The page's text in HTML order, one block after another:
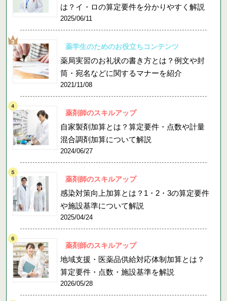
は？イ・ロの算定要件を分かりやすく解説
2025/06/11
薬学生のためのお役立ちコンテンツ
薬局実習のお礼状の書き方とは？例文や封
筒・宛名などに関するマナーを紹介
2021/11/08
薬剤師のスキルアップ
自家製剤加算とは？算定要件・点数や計量
混合調剤加算について解説
2024/06/27
薬剤師のスキルアップ
感染対策向上加算とは？1・2・3の算定要件
や施設基準について解説
2025/04/24
薬剤師のスキルアップ
地域支援・医薬品供給対応体制加算とは？
算定要件・点数・施設基準を解説
2026/05/28